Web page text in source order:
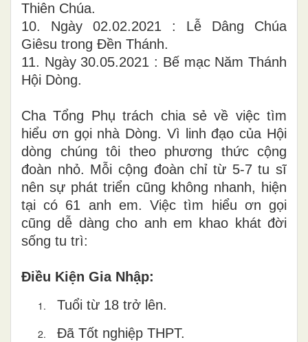
Thiên Chúa.
10. Ngày 02.02.2021 : Lễ Dâng Chúa
Giêsu trong Đền Thánh.
11. Ngày 30.05.2021 : Bế mạc Năm Thánh
Hội Dòng.
Cha Tổng Phụ trách chia sẻ về việc tìm
hiểu ơn gọi nhà Dòng. Vì linh đạo của Hội
dòng chúng tôi theo phương thức cộng
đoàn nhỏ. Mỗi cộng đoàn chỉ từ 5-7 tu sĩ
nên sự phát triển cũng không nhanh, hiện
tại có 61 anh em. Việc tìm hiểu ơn gọi
cũng dễ dàng cho anh em khao khát đời
sống tu trì:
Điều Kiện Gia Nhập:
Tuổi từ 18 trở lên.
Đã Tốt nghiệp THPT.